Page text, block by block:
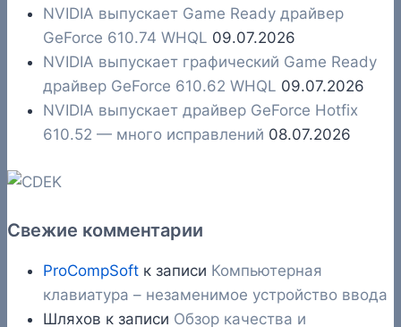
NVIDIA выпускает Game Ready драйвер
GeForce 610.74 WHQL 09.07.2026
NVIDIA выпускает графический Game Ready
драйвер GeForce 610.62 WHQL 09.07.2026
NVIDIA выпускает драйвер GeForce Hotfix
610.52 — много исправлений 08.07.2026
Свежие комментарии
ProCompSoft к записи Компьютерная
клавиатура – незаменимое устройство ввода
Шляхов к записи Обзор качества и